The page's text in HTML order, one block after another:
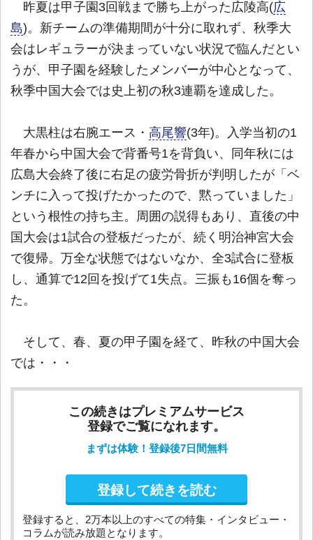
昨夏は甲子園3回戦まで勝ち上がった広陵高(広
島)。新チームの準備期間が十分に取れず、秋季大
会はレギュラーが決まっていない状況で臨んだとい
うが、甲子園を経験したメンバーが中心となって、
秋季中国大会では史上初の秋3連覇を達成した。
大黒柱は右腕エース・ 高尾響(3年)。入学当初の1
年春から中国大会で背番号1を背負い、同年秋には
広島大会終了後に右足の疲労骨折が判明したが「ベ
ンチに入って投げたかったので、黙っていました」
という根性の持ち主。周囲の説得もあり、直後の中
国大会は1試合の登板だったが、続く明治神宮大会
で復帰。万全な状態ではないなか、全3試合に登板
し、通算で12回を投げて1失点。三振も16個を奪っ
た。
そして、春、夏の甲子園を経て、昨秋の中国大会
では・・・
この続きはプレミアムサービス
登録でご覧になれます。
まずは体験！登録後7日間無料
登録して続きを読む
登録すると、2万本以上のすべての特集・インタビュー・
コラムが読み放題となります。